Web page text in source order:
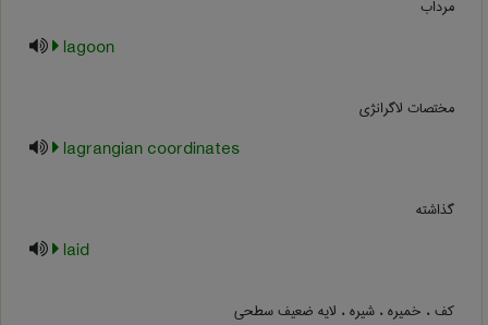
مرداب
lagoon
مختصات لاگرانژی
lagrangian coordinates
گذاشته
laid
کف ، خمیره ، شیره ، لایه ضعیف سطحی